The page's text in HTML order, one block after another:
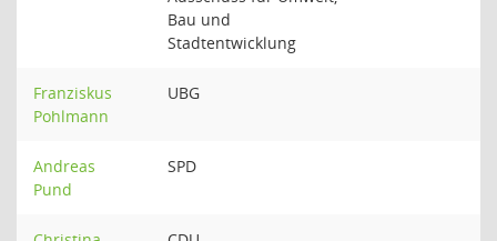
Bau und
Stadtentwicklung
Franziskus
Pohlmann
UBG
Andreas
Pund
SPD